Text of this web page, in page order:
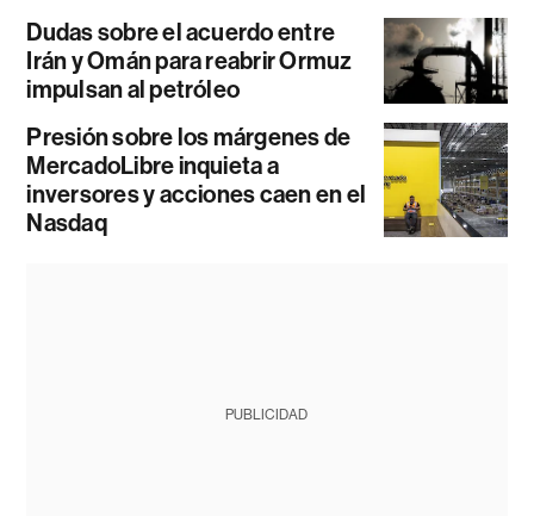
Dudas sobre el acuerdo entre
Irán y Omán para reabrir Ormuz
impulsan al petróleo
Presión sobre los márgenes de
MercadoLibre inquieta a
inversores y acciones caen en el
Nasdaq
PUBLICIDAD